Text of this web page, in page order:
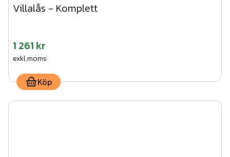
Villalås - Komplett
1 261 kr
exkl.moms
Köp